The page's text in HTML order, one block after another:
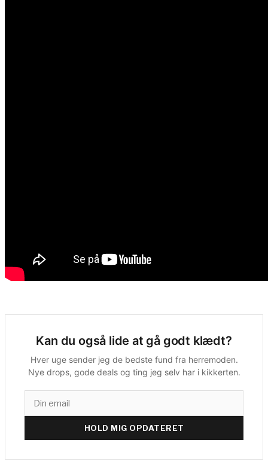
Kan du også lide at gå godt klædt?
Hver uge sender jeg de bedste fund fra herremoden.
Nye drops, gode deals og ting jeg selv har i kikkerten.
HOLD MIG OPDATERET